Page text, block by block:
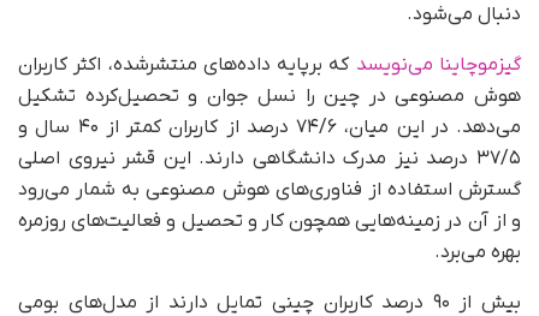
دنبال می‌شود.
گیزموچاینا می‌نویسدکه برپایه داده‌های منتشرشده، اکثر کاربران
هوش مصنوعی در چین را نسل جوان و تحصیل‌کرده تشکیل
می‌دهد. در این میان، ۷۴/۶ درصد از کاربران کمتر از ۴۰ سال و
۳۷/۵ درصد نیز مدرک دانشگاهی دارند. این قشر نیروی اصلی
گسترش استفاده از فناوری‌های هوش مصنوعی به شمار می‌رود
و از آن در زمینه‌هایی همچون کار و تحصیل و فعالیت‌های روزمره
بهره می‌برد.
بیش از ۹۰ درصد کاربران چینی تمایل دارند از مدل‌های بومی